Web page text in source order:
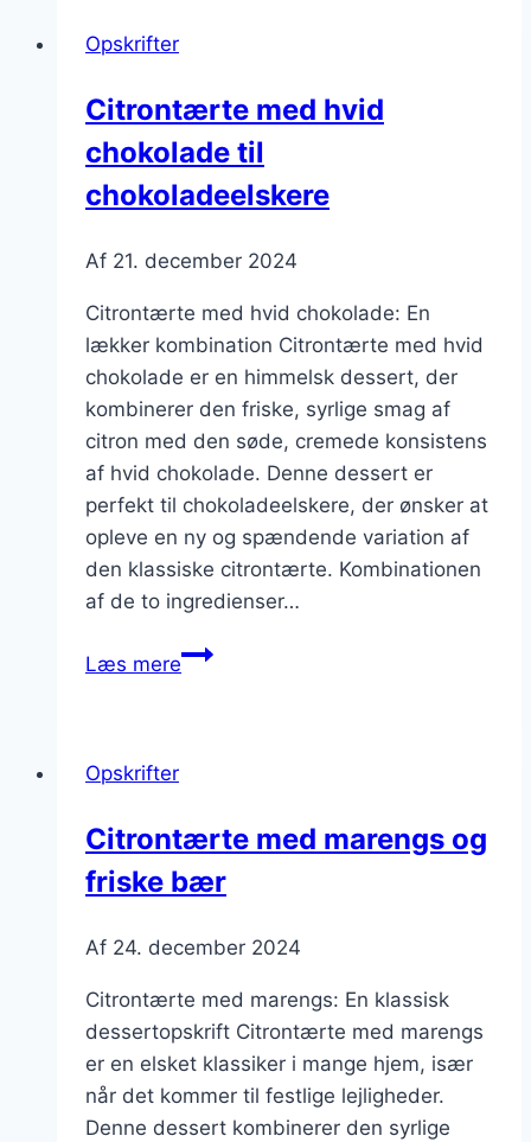
Opskrifter
Citrontærte med hvid
chokolade til
chokoladeelskere
Af 21. december 2024
Citrontærte med hvid chokolade: En
lækker kombination Citrontærte med hvid
chokolade er en himmelsk dessert, der
kombinerer den friske, syrlige smag af
citron med den søde, cremede konsistens
af hvid chokolade. Denne dessert er
perfekt til chokoladeelskere, der ønsker at
opleve en ny og spændende variation af
den klassiske citrontærte. Kombinationen
af de to ingredienser…
Læs mereCitrontærte
Opskrifter
Citrontærte med marengs og
friske bær
Af 24. december 2024
Citrontærte med marengs: En klassisk
dessertopskrift Citrontærte med marengs
er en elsket klassiker i mange hjem, især
når det kommer til festlige lejligheder.
Denne dessert kombinerer den syrlige